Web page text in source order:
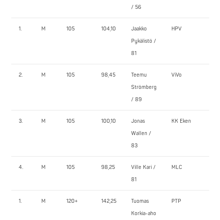
/ 56
1. M 105 104,10
Jaakko
Pykälistö /
81
HPV
2. M 105 98,45
Teemu
Strömberg
/ 89
ViVo
3. M 105 100,10
Jonas
Wallen /
83
KK Eken
4. M 105 98,25
Ville Kari /
81
MLC
1. M 120+ 142,25
Tuomas
Korkia-aho
PTP